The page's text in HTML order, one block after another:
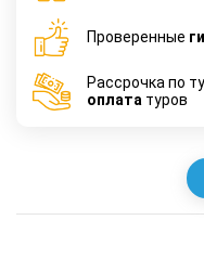
Проверенные
Рассрочка по
оплата туров